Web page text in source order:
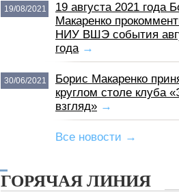
19/08/2021
19 августа 2021 года
Макаренко
НИУ ВШЭ события
года →
30/06/2021
Борис Макаренко
круглом столе клуба
взгляд» →
Все новости →
ГОРЯЧАЯ ЛИНИЯ